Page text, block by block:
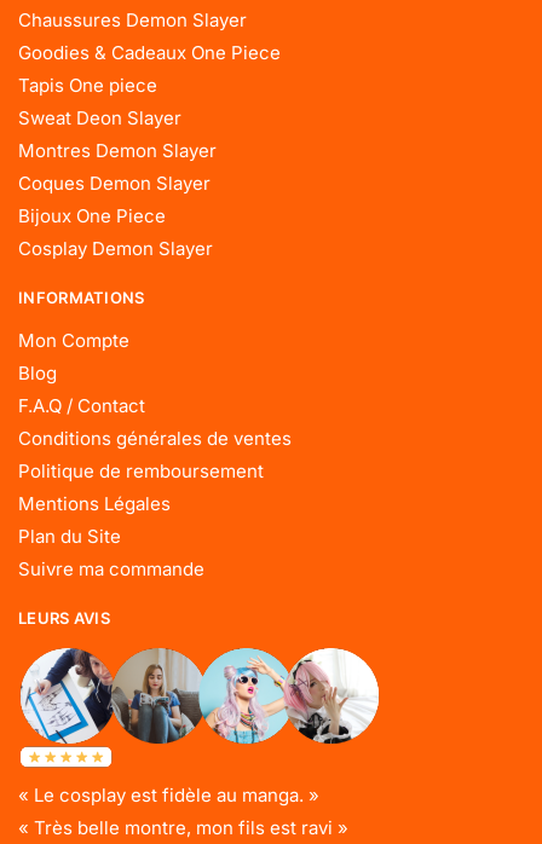
Chaussures Demon Slayer
Goodies & Cadeaux One Piece
Tapis One piece
Sweat Deon Slayer
Montres Demon Slayer
Coques Demon Slayer
Bijoux One Piece
Cosplay Demon Slayer
INFORMATIONS
Mon Compte
Blog
F.A.Q / Contact
Conditions générales de ventes
Politique de remboursement
Mentions Légales
Plan du Site
Suivre ma commande
LEURS AVIS
« Le cosplay est fidèle au manga. »
« Très belle montre, mon fils est ravi »